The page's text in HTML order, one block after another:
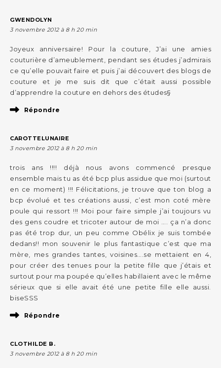
GWENDOLYN
3 novembre 2012 à 8 h 20 min
Joyeux anniversaire! Pour la couture, J’ai une amies
couturière d’ameublement, pendant ses études j’admirais
ce qu’elle pouvait faire et puis j’ai découvert des blogs de
couture et je me suis dit que c’était aussi possible
d’apprendre la couture en dehors des études§
Répondre
CAROTTELUNAIRE
3 novembre 2012 à 8 h 20 min
trois ans !!!! déjà nous avons commencé presque
ensemble mais tu as été bcp plus assidue que moi (surtout
en ce moment) !!! Félicitations, je trouve que ton blog a
bcp évolué et tes créations aussi, c’est mon coté mère
poule qui ressort !!! Moi pour faire simple j’ai toujours vu
des gens coudre et tricoter autour de moi …. ça n’a donc
pas été trop dur, un peu comme Obélix je suis tombée
dedans!! mon souvenir le plus fantastique c’est que ma
mère, mes grandes tantes, voisines….se mettaient en 4,
pour créer des tenues pour la petite fille que j’étais et
surtout pour ma poupée qu’elles habillaient avec le même
sérieux que si elle avait été une petite fille elle aussi.
biseSSS
Répondre
CLOTHILDE B.
3 novembre 2012 à 8 h 20 min